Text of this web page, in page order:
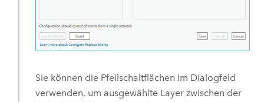
Sie können die Pfeilschaltflächen im Dialogfeld
verwenden, um ausgewählte Layer zwischen der